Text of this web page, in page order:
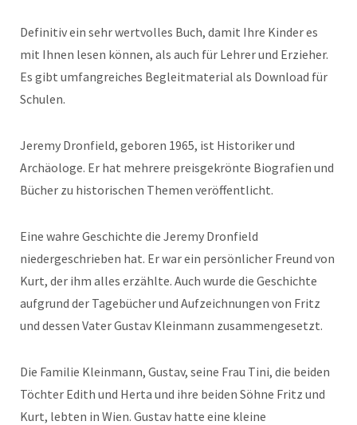
Definitiv ein sehr wertvolles Buch, damit Ihre Kinder es
mit Ihnen lesen können, als auch für Lehrer und Erzieher.
Es gibt umfangreiches Begleitmaterial als Download für
Schulen.
Jeremy Dronfield, geboren 1965, ist Historiker und
Archäologe. Er hat mehrere preisgekrönte Biografien und
Bücher zu historischen Themen veröffentlicht.
Eine wahre Geschichte die Jeremy Dronfield
niedergeschrieben hat. Er war ein persönlicher Freund von
Kurt, der ihm alles erzählte. Auch wurde die Geschichte
aufgrund der Tagebücher und Aufzeichnungen von Fritz
und dessen Vater Gustav Kleinmann zusammengesetzt.
Die Familie Kleinmann, Gustav, seine Frau Tini, die beiden
Töchter Edith und Herta und ihre beiden Söhne Fritz und
Kurt, lebten in Wien. Gustav hatte eine kleine